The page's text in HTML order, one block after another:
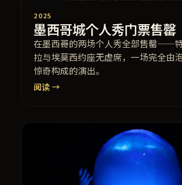
2025
墨西哥城个人秀门票售罄
在墨西哥的两场个人秀全部售罄——
拉与埃莫西约座无虚席，一场完全由
惊奇构成的演出。
阅读 →